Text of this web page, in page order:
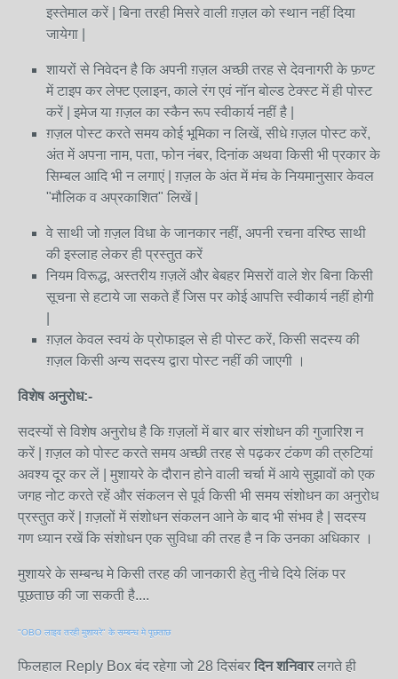
इस्तेमाल करें | बिना तरही मिसरे वाली ग़ज़ल को स्थान नहीं दिया
जायेगा |
शायरों से निवेदन है कि अपनी ग़ज़ल अच्छी तरह से देवनागरी के फ़ण्ट
में टाइप कर लेफ्ट एलाइन, काले रंग एवं नॉन बोल्ड टेक्स्ट में ही पोस्ट
करें | इमेज या ग़ज़ल का स्कैन रूप स्वीकार्य नहीं है |
ग़ज़ल पोस्ट करते समय कोई भूमिका न लिखें, सीधे ग़ज़ल पोस्ट करें,
अंत में अपना नाम, पता, फोन नंबर, दिनांक अथवा किसी भी प्रकार के
सिम्बल आदि भी न लगाएं | ग़ज़ल के अंत में मंच के नियमानुसार केवल
"मौलिक व अप्रकाशित" लिखें |
वे साथी जो ग़ज़ल विधा के जानकार नहीं, अपनी रचना वरिष्ठ साथी
की इस्लाह लेकर ही प्रस्तुत करें
नियम विरूद्ध, अस्तरीय ग़ज़लें और बेबहर मिसरों वाले शेर बिना किसी
सूचना से हटाये जा सकते हैं जिस पर कोई आपत्ति स्वीकार्य नहीं होगी
ग़ज़ल केवल स्वयं के प्रोफाइल से ही पोस्ट करें, किसी सदस्य की
ग़ज़ल किसी अन्य सदस्य द्वारा पोस्ट नहीं की जाएगी ।
विशेष अनुरोध:-
सदस्यों से विशेष अनुरोध है कि ग़ज़लों में बार बार संशोधन की गुजारिश न
करें | ग़ज़ल को पोस्ट करते समय अच्छी तरह से पढ़कर टंकण की त्रुटियां
अवश्य दूर कर लें | मुशायरे के दौरान होने वाली चर्चा में आये सुझावों को एक
जगह नोट करते रहें और संकलन से पूर्व किसी भी समय संशोधन का अनुरोध
प्रस्तुत करें | ग़ज़लों में संशोधन संकलन आने के बाद भी संभव है | सदस्य
गण ध्यान रखें कि संशोधन एक सुविधा की तरह है न कि उनका अधिकार ।
मुशायरे के सम्बन्ध मे किसी तरह की जानकारी हेतु नीचे दिये लिंक पर
पूछताछ की जा सकती है....
"OBO लाइव तरही मुशायरे" के सम्बन्ध मे पूछताछ
फिलहाल Reply Box बंद रहेगा जो 28 दिसंबर दिन शनिवारलगते ही